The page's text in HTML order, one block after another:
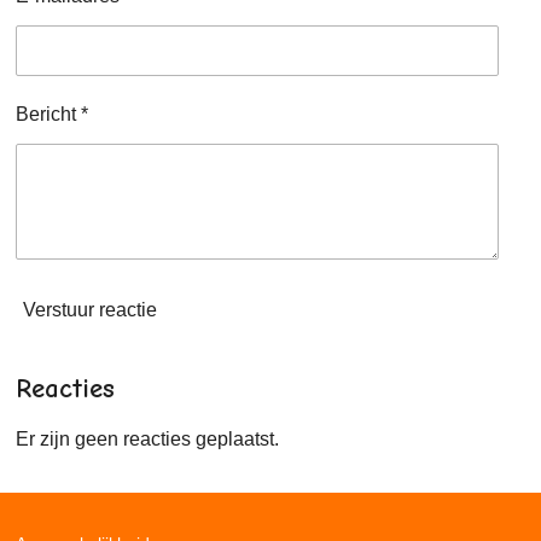
Bericht *
Verstuur reactie
Reacties
Er zijn geen reacties geplaatst.